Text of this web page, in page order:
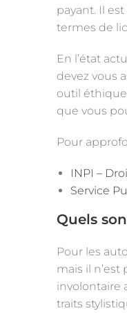
payant. Il
termes de
En l’état
devez vous
outil éthique
que vous
Pour
INPI –
Service
Quels
Pour les
mais il
involontaire
traits